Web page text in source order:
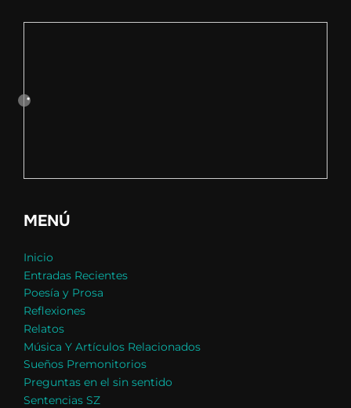
MENÚ
Inicio
Entradas Recientes
Poesía y Prosa
Reflexiones
Relatos
Música Y Artículos Relacionados
Sueños Premonitorios
Preguntas en el sin sentido
Sentencias SZ